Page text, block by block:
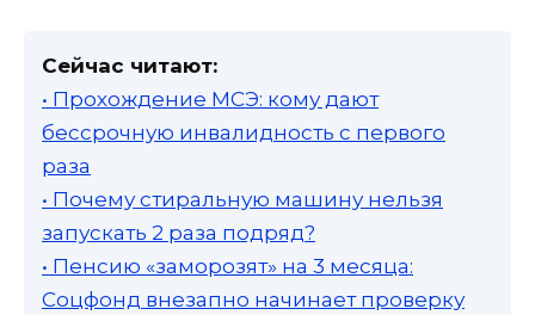
Сейчас читают:
• Прохождение МСЭ: кому дают
бессрочную инвалидность с первого
раза
• Почему стиральную машину нельзя
запускать 2 раза подряд?
• Пенсию «заморозят» на 3 месяца:
Соцфонд внезапно начинает проверку